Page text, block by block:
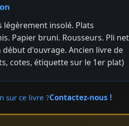
légèrement insolé. Plats
Papier bruni. Rousseurs. Pli net
d'ouvrage. Ancien livre de
cotes, étiquette sur le 1er plat)
sur ce livre ?Contactez-nous !